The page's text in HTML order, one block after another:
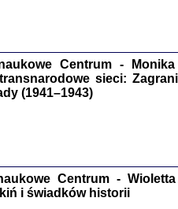
Centrum -
sieci:
(1941–1943)
Centrum -
i świadków historii